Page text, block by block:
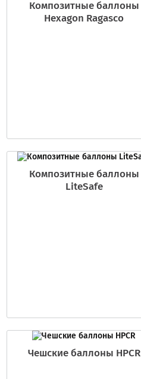
Композитные баллоны
Hexagon Ragasco
Композитные баллоны
LiteSafe
Чешские баллоны HPCR